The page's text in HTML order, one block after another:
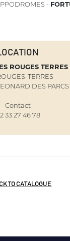
-
ROUGES TERRES
TERRES
DES PARCS
Contact
33 27 46 78
TO CATALOGUE